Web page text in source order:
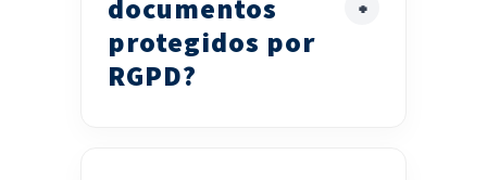
documentos
protegidos por
RGPD?